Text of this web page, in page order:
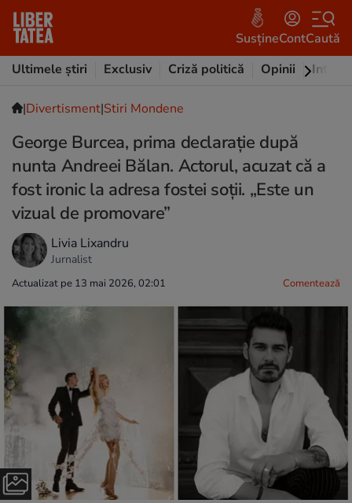
SusțineContCaută
Ultimele știri
Exclusiv Criză politică Opinii
|Divertisment|Stiri Mondene
George Burcea, prima declarație după
nunta Andreei Bălan. Actorul, acuzat că a
fost ironic la adresa fostei soții. „Este un
vizual de promovare”
Livia Lixandru
Jurnalist
Actualizat pe 13 mai 2026, 02:01 Comentează